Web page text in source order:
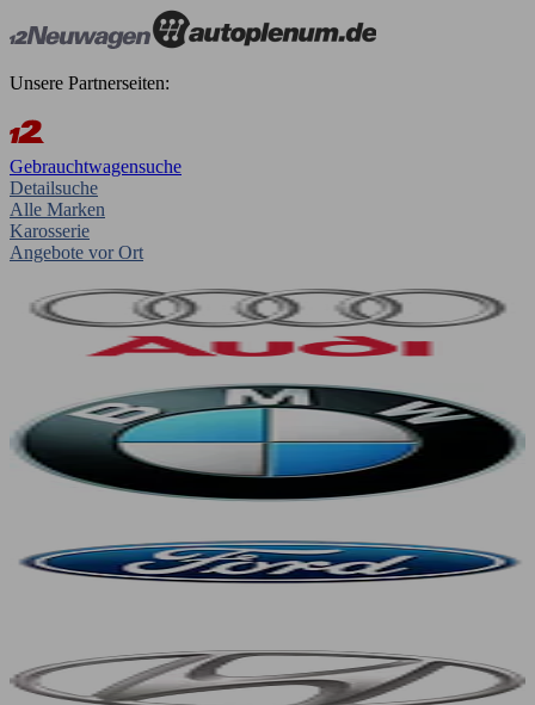
Unsere Partnerseiten:
Gebrauchtwagensuche
Detailsuche
Alle Marken
Karosserie
Angebote vor Ort